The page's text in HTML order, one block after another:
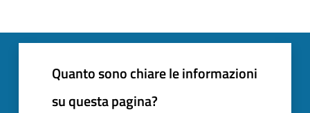
Quanto sono chiare le informazioni
su questa pagina?